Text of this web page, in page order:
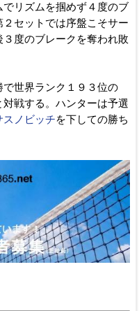
リズムを掴めず４度のブ
セットでは序盤こそサー
度のブレークを奪われ敗
世界ランク１９３位の
対戦する。ハンターは予選
スノビッチを下しての勝ち